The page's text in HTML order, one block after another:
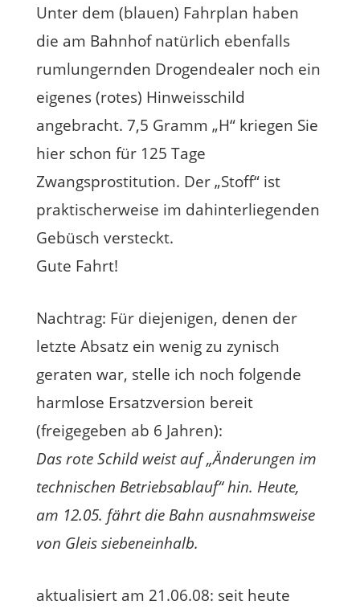
Unter dem (blauen) Fahrplan haben
die am Bahnhof natürlich ebenfalls
rumlungernden Drogendealer noch ein
eigenes (rotes) Hinweisschild
angebracht. 7,5 Gramm „H“ kriegen Sie
hier schon für 125 Tage
Zwangsprostitution. Der „Stoff“ ist
praktischerweise im dahinterliegenden
Gebüsch versteckt.
Gute Fahrt!
Nachtrag: Für diejenigen, denen der
letzte Absatz ein wenig zu zynisch
geraten war, stelle ich noch folgende
harmlose Ersatzversion bereit
(freigegeben ab 6 Jahren):
Das rote Schild weist auf „Änderungen im
technischen Betriebsablauf“ hin. Heute,
am 12.05. fährt die Bahn ausnahmsweise
von Gleis siebeneinhalb.
aktualisiert am 21.06.08: seit heute